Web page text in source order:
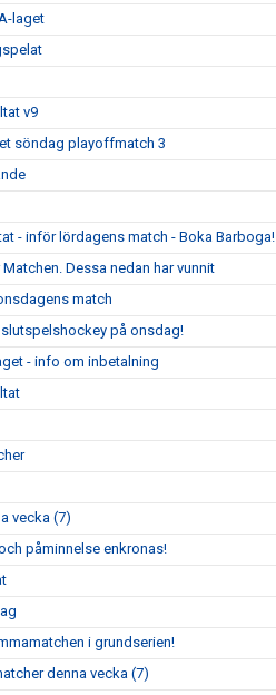
laget
v9
söndag playoffmatch 3
- inför lördagens match - Boka Barboga!
Dessa nedan har vunnit
match
på onsdag!
- info om inbetalning
vecka (7)
påminnelse enkronas!
i grundserien!
denna vecka (7)